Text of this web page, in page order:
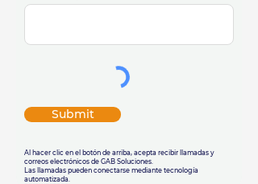
Submit
Al hacer clic en el botón de arriba, acepta recibir llamadas y
correos electrónicos de GAB Soluciones.
Las llamadas pueden conectarse mediante tecnología
automatizada.